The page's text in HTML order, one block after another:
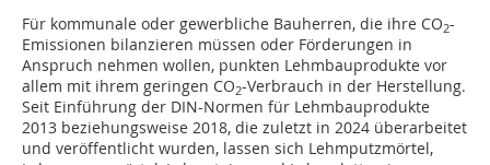
Für kommunale oder gewerbliche Bauherren, die ihre CO2-
Emissionen bilanzieren müssen oder Förderungen in
Anspruch nehmen wollen, punkten Lehmbauprodukte vor
allem mit ihrem geringen CO2-Verbrauch in der Herstellung.
Seit Einführung der DIN-Normen für Lehmbauprodukte
2013 beziehungsweise 2018, die zuletzt in 2024 überarbeitet
und veröffentlicht wurden, lassen sich Lehmputzmörtel,